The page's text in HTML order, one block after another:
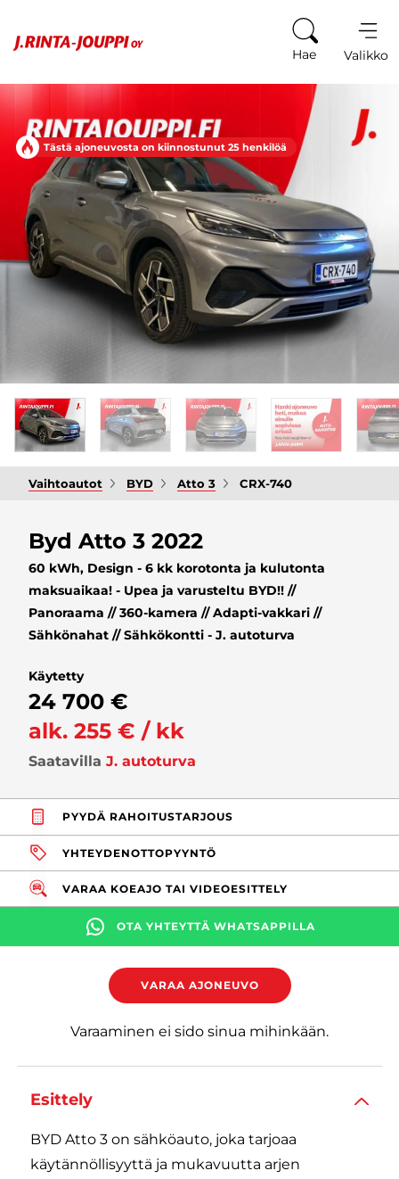
Hae Valikko
Tästä ajoneuvosta on kiinnostunut 25 henkilöä
Vaihtoautot BYD Atto 3 CRX-740
Byd Atto 3 2022
60 kWh, Design - 6 kk korotonta ja kulutonta
maksuaikaa! - Upea ja varusteltu BYD!! //
Panoraama // 360-kamera // Adapti-vakkari //
Sähkönahat // Sähkökontti - J. autoturva
Käytetty
24 700 €
alk. 255 € / kk
Saatavilla J. autoturva
PYYDÄ RAHOITUSTARJOUS
YHTEYDENOTTOPYYNTÖ
VARAA KOEAJO TAI VIDEOESITTELY
OTA YHTEYTTÄ WHATSAPPILLA
VARAA AJONEUVO
Varaaminen ei sido sinua mihinkään.
Esittely
BYD Atto 3 on sähköauto, joka tarjoaa
käytännöllisyyttä ja mukavuutta arjen